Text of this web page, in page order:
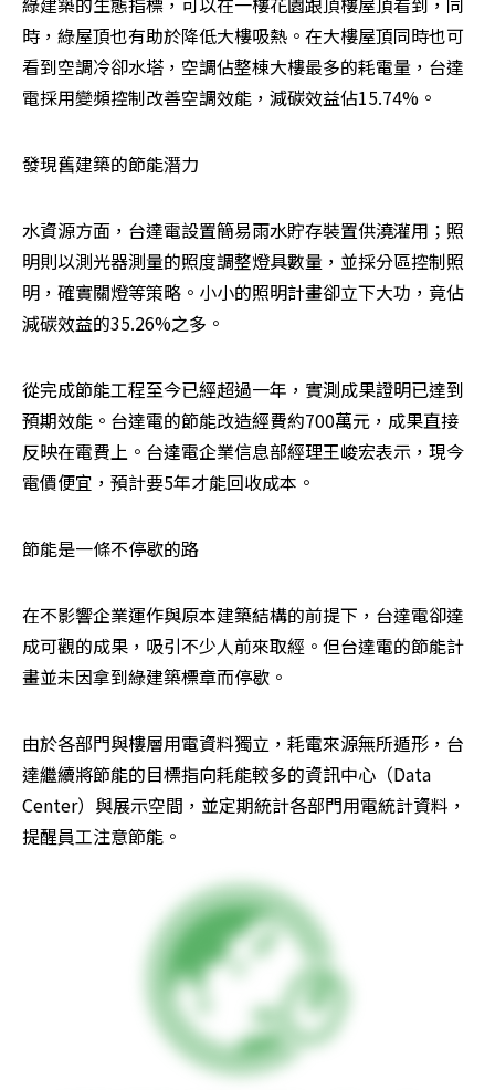
時，綠屋頂也有助於降低大樓吸熱。在大樓屋頂同時也可
看到空調冷卻水塔，空調佔整棟大樓最多的耗電量，台達
電採用變頻控制改善空調效能，減碳效益佔15.74%。
發現舊建築的節能潛力
水資源方面，台達電設置簡易雨水貯存裝置供澆灌用；照
明則以測光器測量的照度調整燈具數量，並採分區控制照
明，確實關燈等策略。小小的照明計畫卻立下大功，竟佔
減碳效益的35.26%之多。
從完成節能工程至今已經超過一年，實測成果證明已達到
預期效能。台達電的節能改造經費約700萬元，成果直接
反映在電費上。台達電企業信息部經理王峻宏表示，現今
電價便宜，預計要5年才能回收成本。
節能是一條不停歇的路
在不影響企業運作與原本建築結構的前提下，台達電卻達
成可觀的成果，吸引不少人前來取經。但台達電的節能計
畫並未因拿到綠建築標章而停歇。
由於各部門與樓層用電資料獨立，耗電來源無所遁形，台
達繼續將節能的目標指向耗能較多的資訊中心（Data
Center）與展示空間，並定期統計各部門用電統計資料，
提醒員工注意節能。